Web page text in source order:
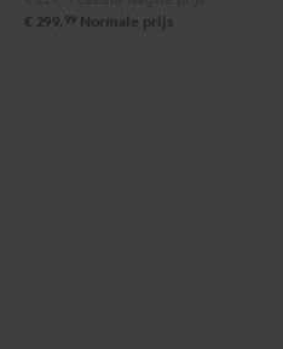
€ 299, 99 Normale prijs